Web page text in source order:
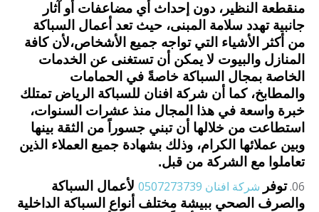
منقطعة النظير، دون إحداث أي مضاعفات أو آثار
جانبية تهدد سلامة المبنى، حيث تعد أعمال السباكة
من أكثر الأشياء التي تواجه جميع الأشخاص،لأن كافة
المنازل والبيوت لا يمكن أن تستغنى عن الخدمات
الخاصة بمجال السباكة خاصةً في الحمامات
والمطابخ، كما أن شركة افنان للسباكة الرياض تمتلك
خبرة واسعة في هذا المجال منذ عشرات السنوات،
استطاعت من خلالها أن تبني جسوراً من الثقة بينها
وبين عملائها الكرام، وذلك بشهادة جميع العملاء الذين
تعاملوا مع الشركة من قبل.
توفر شركة افنان 0507273739
لأعمال السباكة
والصرف الصحي ببيشة مختلف أنواع السباكة الداخلية